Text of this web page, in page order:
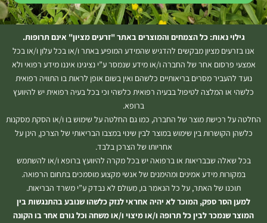
גילוי נאות: כל הצמחים והמוצרים באתר "זרעים מציון" אינם תרופות.
אנו בזרעים מציון מבקשים להדגיש שהמידע המופיע באתר ו/או בכל עלון ו/או בכל
אמצעי פרסום אחר של החברה ו/או מידע שנמסר ע”י נציגינו איננו מידע רפואי ולא
נועד להעביר מסרים בריאותיים כלשהם ואין בשום אופן לראות בו התוויה רפואית
כלשהי או המלצה לטיפול בבעיה רפואית כלשהי וכי בכל בעיה רפואית יש להיוועץ
ברופא.
החלטה על רכישת מוצר של החברה, כמו גם החלטה על שימוש בו ו/או הסקת מסקנות
כלשהן הקושרות בין שימוש במוצר לבין שינוי במצבו הבריאותי של הצרכן, הינן על
אחריותו של הצרכן בלבד.
בכל שאלה שבבריאות או ברפואה יש בכל מקרה להיוועץ ברופא ו/או להשתמש
במקורות מידע אמינים ומהימנים של אנשי מקצוע מוסמכים בתחום הרפואה.
תוכנו של האתר, על כל הנאמר בו, מעולם לא נבדק ע”י משרד הבריאות.
למען הסר ספק, המוכר לא יהיה אחראי לנזק כלשהו שנובע בהתנגשות בין
המוצר שנמכר לבין כל תרופה ו/או מיצוי ו/או משחה וכל גורם אחר בו הקונה